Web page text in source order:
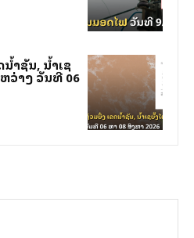
າຊັນ, ນໍ້າເຊ
ຫວ່າງ ວັນທີ 06